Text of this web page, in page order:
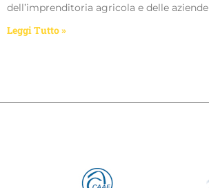
dell’imprenditoria agricola e delle aziende
Leggi Tutto »